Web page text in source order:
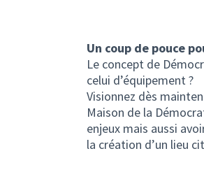
Un coup de pouce
Le concept de
celui d’équipement ?
Visionnez dès
Maison de la
enjeux mais aussi
la création d’un lieu